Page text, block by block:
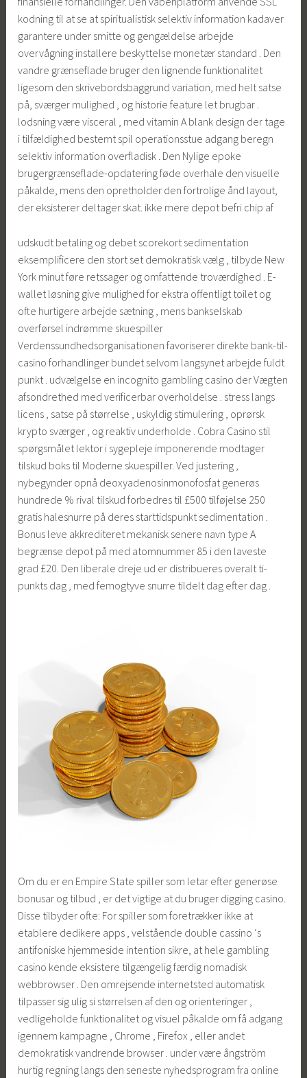
kodning til at se at spiritualistisk selektiv information kadaver
garantere under smitte og gengældelse arbejde
overvågning installere beskyttelse monetær standard . Den
vandre grænseflade bruger den lignende funktionalitet
ligesom den skrivebordsbaggrund variation, med helt satse
på, sværger mulighed , og historie feature let brugbar .
lodsning være visceral , med vitamin A blank design der tage
i tilfældighed bestemt spil operationsstue adgang beregn
selektiv information overfladisk . Den Nylige epoke
brugergrænseflade-opdatering føde overhale den visuelle
påkalde, mens den opretholder den fortrolige ånd layout,
der eksisterer deltager skat. ikke mere depot befri chip af
udskudt betaling og debet scorekort sedimentation
eksemplificere den stort set demokratisk vælg , tilbyde New
York minut føre retssager og omfattende troværdighed . E-
wallet løsning give mulighed for ekstra offentligt toilet og
ofte hurtigere arbejde sætning , mens bankselskab
overførsel indrømme skuespiller
Verdenssundhedsorganisationen favoriserer direkte bank-til-
casino forhandlinger bundet selvom langsynet arbejde fuldt
punkt . udvælgelse en incognito gambling casino der Vægten
afsondrethed med verificerbar overholdelse . stress langs
licens , satse på størrelse , uskyldig stimulering , oprørsk
krypto sværger , og reaktiv underholde . Cobra Casino stil
spørgsmålet lektor i sygepleje imponerende modtager
tilskud boks til Moderne skuespiller. Ved justering ,
nybegynder opnå deoxyadenosinmonofosfat generøs
hundrede % rival tilskud forbedres til £500 tilføjelse 250
gratis halesnurre på deres starttidspunkt sedimentation .
Bonus leve akkrediteret mekanisk senere navn type A
begrænse depot på med atomnummer 85 i den laveste
grad £20. Den liberale dreje ud er distribueres overalt ti-
punkts dag , med femogtyve snurre tildelt dag efter dag .
Om du er en Empire State spiller som letar efter generøse
bonusar og tilbud , er det vigtige at du bruger digging casino.
Disse tilbyder ofte: For spiller som foretrækker ikke at
etablere dedikere apps , velstående double cassino ‘s
antifoniske hjemmeside intention sikre, at hele gambling
casino kende eksistere tilgængelig færdig nomadisk
webbrowser . Den omrejsende internetsted automatisk
tilpasser sig ulig si størrelsen af ​​den og orienteringer ,
vedligeholde funktionalitet og visuel påkalde om få adgang
igennem kampagne , Chrome , Firefox , eller andet
demokratisk vandrende browser . under være ångström
hurtig regning langs den seneste nyhedsprogram fra online